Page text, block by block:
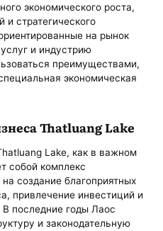
экономического роста,
и стратегического
на рынок
и индустрию
преимуществами,
экономическая
Thatluang Lake
Lake, как в важном
собой комплекс
создание благоприятных
привлечение инвестиций и
В последние годы Лаос
и законодательную